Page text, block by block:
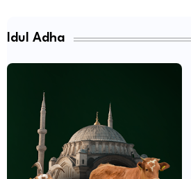
Idul Adha